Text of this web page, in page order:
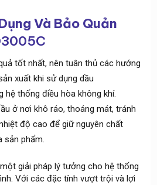
Và Bảo Quản
tốt nhất, nên tuân thủ các hướng
xuất khi sử dụng dầu
hệ thống điều hòa không khí.
ở nơi khô ráo, thoáng mát, tránh
độ cao để giữ nguyên chất
sản phẩm.
giải pháp lý tưởng cho hệ thống
Với các đặc tính vượt trội và lợi